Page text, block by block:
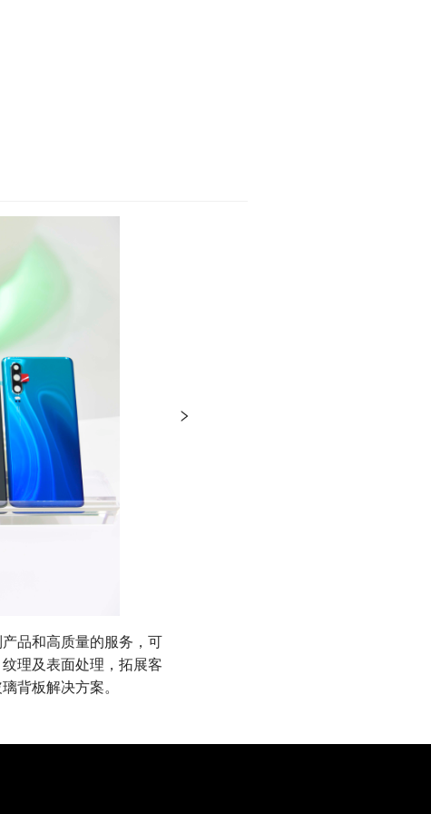
品和高质量的服务，可
理及表面处理，拓展客
背板解决方案。